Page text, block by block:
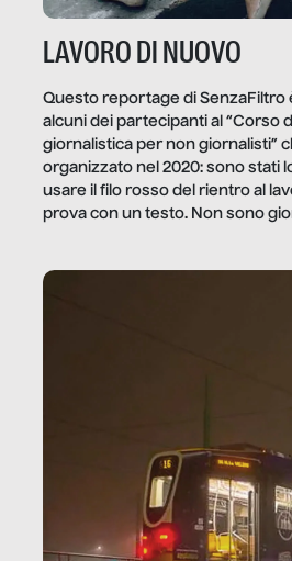
LAVORO DI NUOVO
Questo reportage di SenzaFiltro
alcuni dei partecipanti al “Corso
giornalistica per non giornalisti”
organizzato nel 2020: sono stati
usare il filo rosso del rientro al
prova con un testo. Non sono